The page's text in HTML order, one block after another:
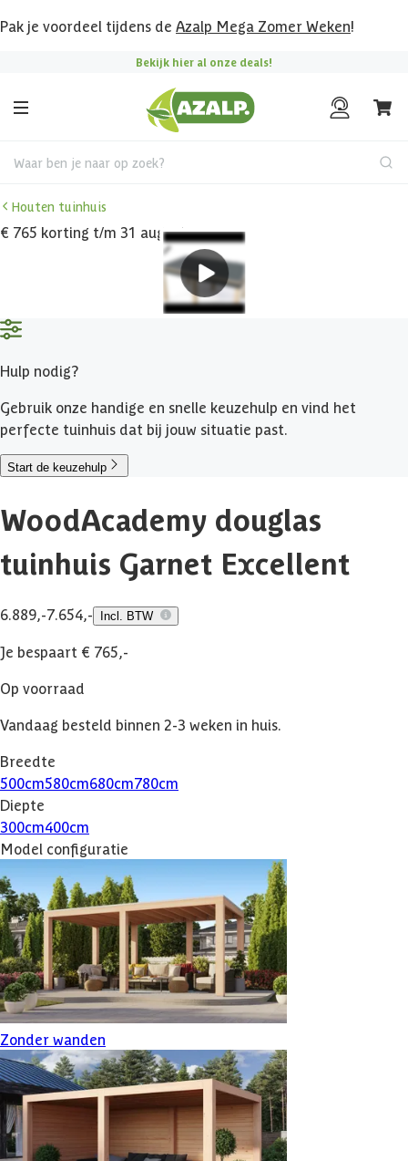
Pak je voordeel tijdens de Azalp Mega Zomer Weken!
Bekijk hier al onze deals!
Waar ben je naar op zoek?
Houten tuinhuis
€ 765 korting t/m 31 augustus
Hulp nodig?
Gebruik onze handige en snelle keuzehulp en vind het
perfecte tuinhuis dat bij jouw situatie past.
Start de keuzehulp
WoodAcademy douglas
tuinhuis Garnet Excellent
6.889,-7.654,- Incl. BTW
Je bespaart € 765,-
Op voorraad
Vandaag besteld binnen 2-3 weken in huis.
Breedte
500cm580cm680cm780cm
Diepte
300cm400cm
Model configuratie
Zonder wanden